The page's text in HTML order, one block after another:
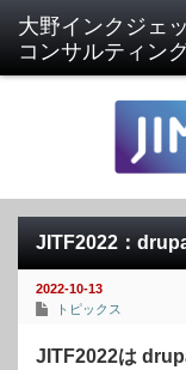
JITF2022：
2022-10-13
トピックス
JITF2022は